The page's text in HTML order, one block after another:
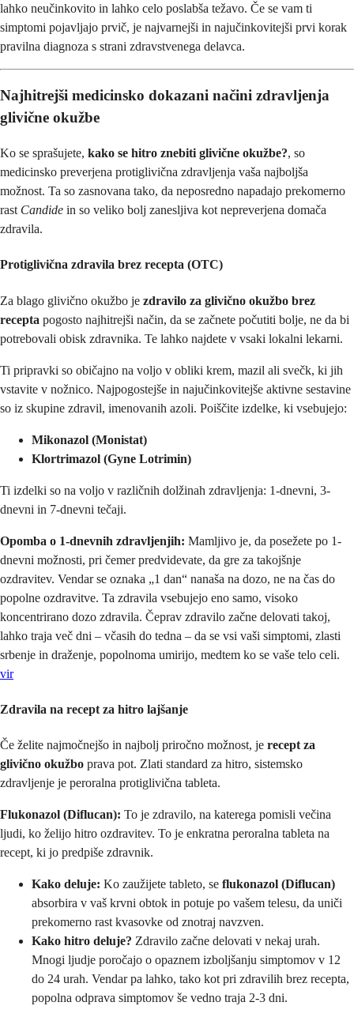
lahko neučinkovito in lahko celo poslabša težavo. Če se vam ti
simptomi pojavljajo prvič, je najvarnejši in najučinkovitejši prvi korak
pravilna diagnoza s strani zdravstvenega delavca.
Najhitrejši medicinsko dokazani načini zdravljenja
glivične okužbe
Ko se sprašujete, kako se hitro znebiti glivične okužbe?, so
medicinsko preverjena protiglivična zdravljenja vaša najboljša
možnost. Ta so zasnovana tako, da neposredno napadajo prekomerno
rast Candide in so veliko bolj zanesljiva kot nepreverjena domača
zdravila.
Protiglivična zdravila brez recepta (OTC)
Za blago glivično okužbo je zdravilo za glivično okužbo brez
recepta pogosto najhitrejši način, da se začnete počutiti bolje, ne da bi
potrebovali obisk zdravnika. Te lahko najdete v vsaki lokalni lekarni.
Ti pripravki so običajno na voljo v obliki krem, mazil ali svečk, ki jih
vstavite v nožnico. Najpogostejše in najučinkovitejše aktivne sestavine
so iz skupine zdravil, imenovanih azoli. Poiščite izdelke, ki vsebujejo:
Mikonazol (Monistat)
Klortrimazol (Gyne Lotrimin)
Ti izdelki so na voljo v različnih dolžinah zdravljenja: 1-dnevni, 3-
dnevni in 7-dnevni tečaji.
Opomba o 1-dnevnih zdravljenjih: Mamljivo je, da posežete po 1-
dnevni možnosti, pri čemer predvidevate, da gre za takojšnje
ozdravitev. Vendar se oznaka „1 dan“ nanaša na dozo, ne na čas do
popolne ozdravitve. Ta zdravila vsebujejo eno samo, visoko
koncentrirano dozo zdravila. Čeprav zdravilo začne delovati takoj,
lahko traja več dni – včasih do tedna – da se vsi vaši simptomi, zlasti
srbenje in draženje, popolnoma umirijo, medtem ko se vaše telo celi.
vir
Zdravila na recept za hitro lajšanje
Če želite najmočnejšo in najbolj priročno možnost, je recept za
glivično okužbo prava pot. Zlati standard za hitro, sistemsko
zdravljenje je peroralna protiglivična tableta.
Flukonazol (Diflucan): To je zdravilo, na katerega pomisli večina
ljudi, ko želijo hitro ozdravitev. To je enkratna peroralna tableta na
recept, ki jo predpiše zdravnik.
Kako deluje: Ko zaužijete tableto, se flukonazol (Diflucan)
absorbira v vaš krvni obtok in potuje po vašem telesu, da uniči
prekomerno rast kvasovke od znotraj navzven.
Kako hitro deluje? Zdravilo začne delovati v nekaj urah.
Mnogi ljudje poročajo o opaznem izboljšanju simptomov v 12
do 24 urah. Vendar pa lahko, tako kot pri zdravilih brez recepta,
popolna odprava simptomov še vedno traja 2-3 dni.